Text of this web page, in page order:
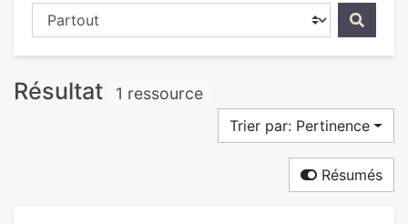
Chercher dans...
Résultat 1 ressource
Trier par: Pertinence
Résumés